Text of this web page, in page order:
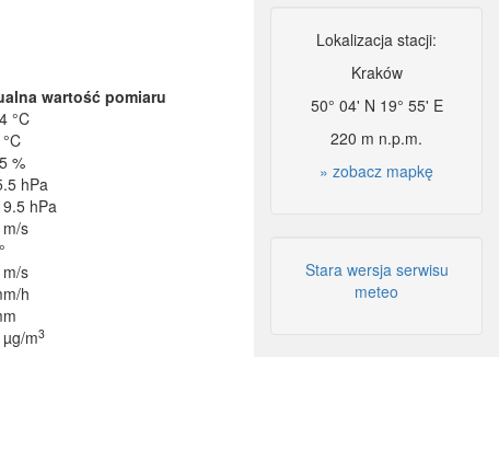
wartość pomiaru
°C
%
hPa
hPa
s
s
h
m3
Lokalizacja stacji:
Kraków
50° 04' N 19° 55' E
220 m n.p.m.
» zobacz mapkę
Stara wersja serwisu
meteo